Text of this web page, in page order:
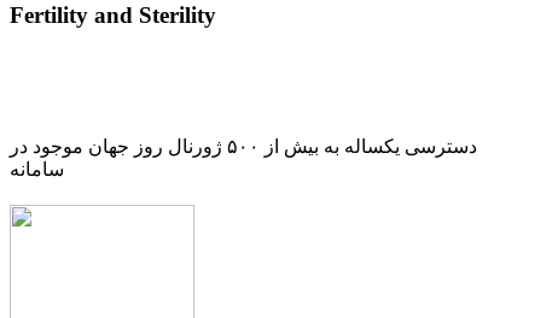
Fertility and Sterility
دسترسی یکساله به بیش از ۵۰۰ ژورنال روز جهان موجود در
سامانه